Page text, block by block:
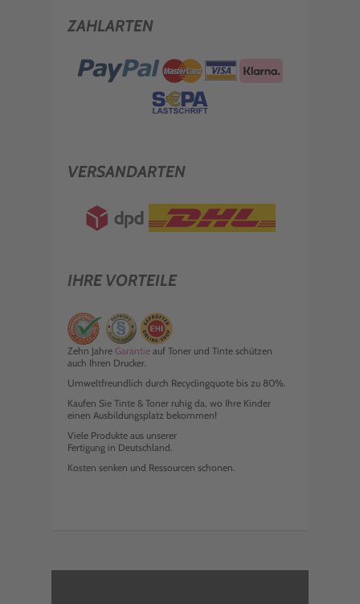
ZAHLARTEN
VERSANDARTEN
IHRE VORTEILE
Zehn Jahre Garantie auf Toner und Tinte schützen
auch Ihren Drucker.
Umweltfreundlich durch Recyclingquote bis zu 80%.
Kaufen Sie Tinte & Toner ruhig da, wo Ihre Kinder
einen Ausbildungsplatz bekommen!
Viele Produkte aus unserer
Fertigung in Deutschland.
Kosten senken und Ressourcen schonen.